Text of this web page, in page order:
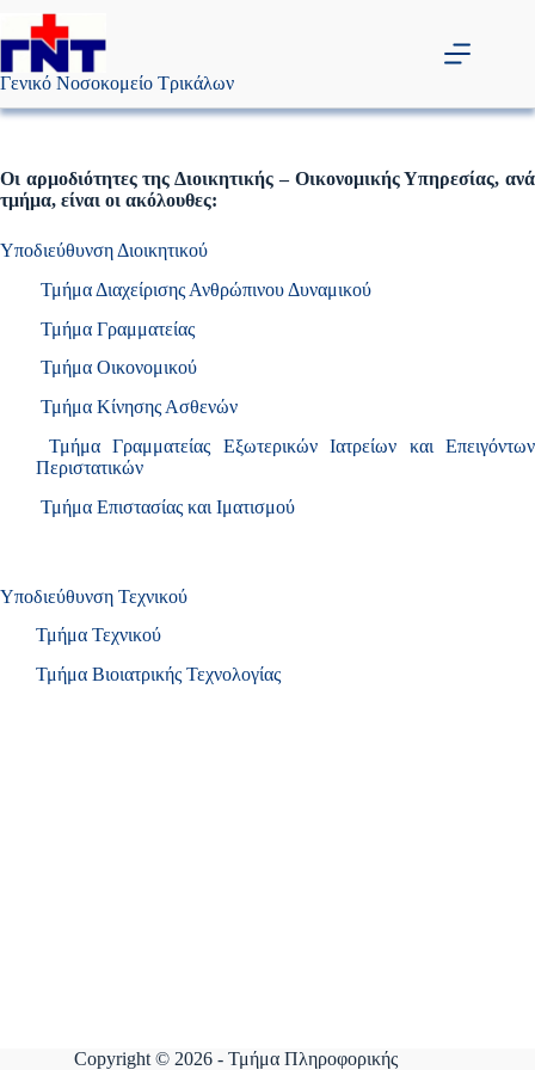
Μετάβαση
περιεχόμενο
Γενικό Νοσοκομείο Τρικάλων
Οι αρμοδιότητες της Διοικητικής – Οικονομικής Υπηρεσίας, ανά
τμήμα, είναι οι ακόλουθες:
Υποδιεύθυνση Διοικητικού
Τμήμα Διαχείρισης Ανθρώπινου Δυναμικού
Τμήμα Γραμματείας
Τμήμα Οικονομικού
Τμήμα Κίνησης Ασθενών
Τμήμα Γραμματείας Εξωτερικών Ιατρείων και Επειγόντων
Περιστατικών
Τμήμα Επιστασίας και Ιματισμού
Υποδιεύθυνση Τεχνικού
Τμήμα Τεχνικού
Τμήμα Βιοιατρικής Τεχνολογίας
Copyright © 2026 - Τμήμα Πληροφορικής